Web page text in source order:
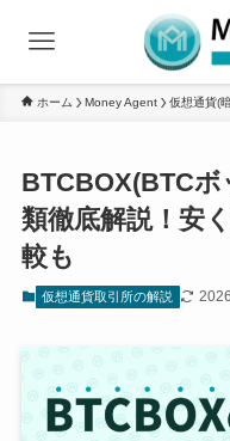
ホーム Money Agent 仮想通貨(
BTCBOX(BTC
類徹底解説！安
較も
仮想通貨取引所の解説